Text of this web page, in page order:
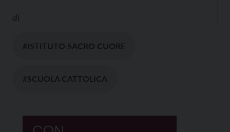
di
#ISTITUTO SACRO CUORE
#SCUOLA CATTOLICA